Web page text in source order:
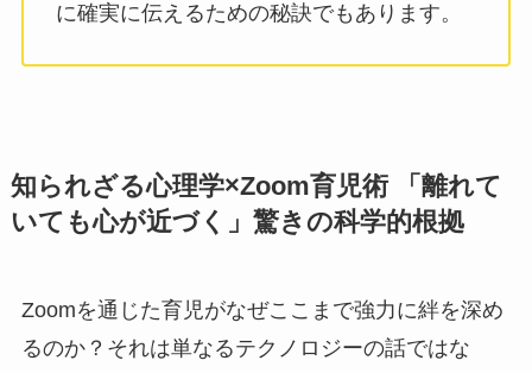
に確実に伝えるための秘訣でもあります。
知られざる心理学×Zoom育児術 「離れて
いても心が近づく」驚きの科学的根拠
Zoomを通じた育児がなぜここまで強力に絆を深め
るのか？それは単なるテクノロジーの話ではな